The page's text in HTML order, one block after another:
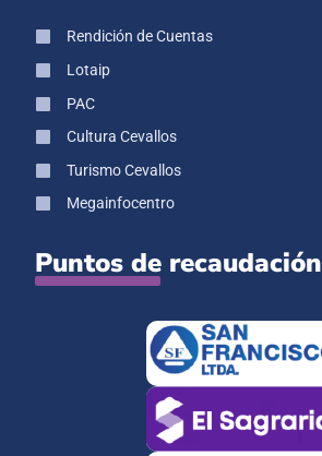
Rendición de Cuentas
Lotaip
PAC
Cultura Cevallos
Turismo Cevallos
Megainfocentro
Puntos de recaudación